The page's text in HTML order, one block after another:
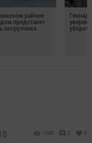
районе
предстанет
погрузчика
1095 0 0